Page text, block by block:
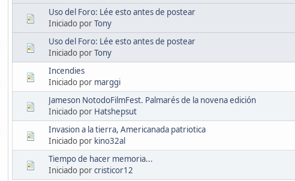
Uso del Foro: Lée esto antes de postear
Iniciado porTony
Uso del Foro: Lée esto antes de postear
Iniciado porTony
Incendies
Iniciado por marggi
Jameson NotodoFilmFest. Palmarés de la novena edición
Iniciado por Hatshepsut
Invasion a la tierra, Americanada patriotica
Iniciado por kino32al
Tiempo de hacer memoria...
Iniciado porcristicor12